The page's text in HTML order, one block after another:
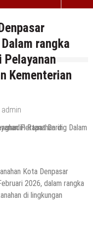
rangka
Kementerian
admin
Kota Denpasar
2026, dalam rangka
di lingkungan